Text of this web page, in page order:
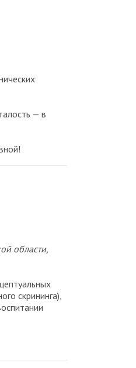
— в
области,
скрининга),